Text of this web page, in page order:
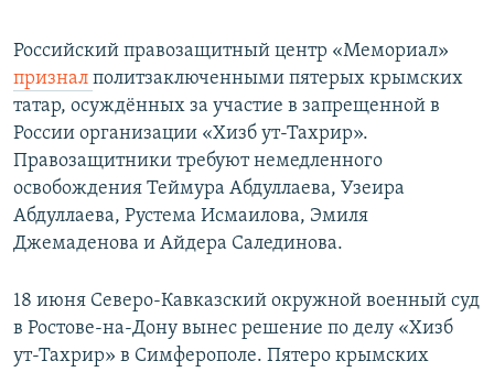
Российский правозащитный центр «Мемориал»
признал политзаключенными пятерых крымских
татар, осуждённых за участие в запрещенной в
России организации «Хизб ут-Тахрир».
Правозащитники требуют немедленного
освобождения Теймура Абдуллаева, Узеира
Абдуллаева, Рустема Исмаилова, Эмиля
Джемаденова и Айдера Салединова.
18 июня Северо-Кавказский окружной военный суд
в Ростове-на-Дону вынес решение по делу «Хизб
ут-Тахрир» в Симферополе. Пятеро крымских